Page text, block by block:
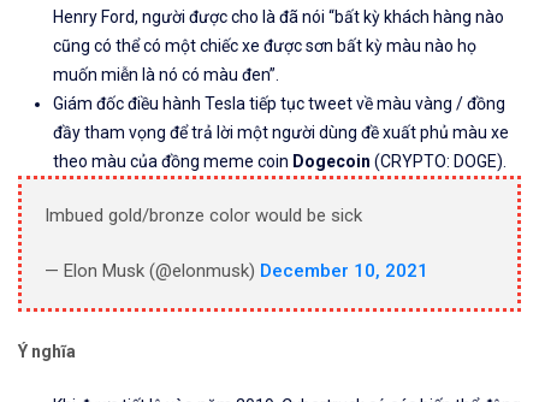
Henry Ford, người được cho là đã nói “bất kỳ khách hàng nào
cũng có thể có một chiếc xe được sơn bất kỳ màu nào họ
muốn miễn là nó có màu đen”.
Giám đốc điều hành Tesla tiếp tục tweet về màu vàng / đồng
đầy tham vọng để trả lời một người dùng đề xuất phủ màu xe
theo màu của đồng meme coin Dogecoin (CRYPTO: DOGE).
Imbued gold/bronze color would be sick
— Elon Musk (@elonmusk) December 10, 2021
Ý nghĩa